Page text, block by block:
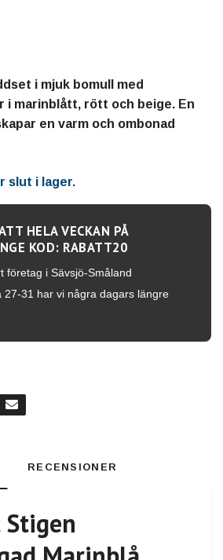
i mjuk bomull med
i marinblått, rött och beige. En
en varm och ombonad
slut i lager.
HELA VECKAN PÅ
KOD: RABATT20
företag i Sävsjö-Småland
27-31 har vi några dagars längre
RECENSIONER
Stigen